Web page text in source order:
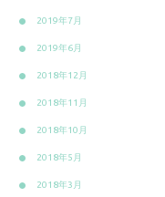
2019年7月
2019年6月
2018年12月
2018年11月
2018年10月
2018年5月
2018年3月